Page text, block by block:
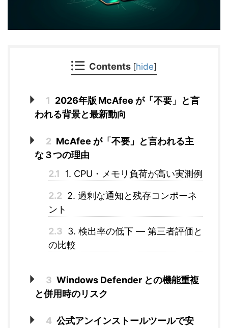
Contents [hide]
1 2026年版 McAfee が「不要」と言
われる背景と最新動向
2 McAfee が「不要」と言われる主
な３つの理由
2.1
1. CPU・メモリ負荷が高い実測例
2.2 2. 過剰な通知と残存コンポーネ
ント
2.3 3. 検出率の低下 ― 第三者評価と
の比較
3 Windows Defender との機能重複
と併用時のリスク
4 公式アンインストールツールで安